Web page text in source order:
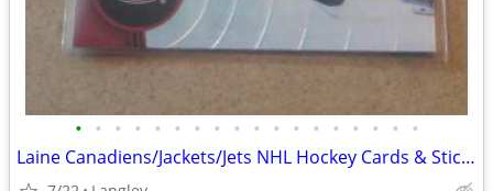
• • • • • • • • • • • • • • • • • •
Laine Canadiens/Jackets/Jets NHL Hockey Cards & Sticker